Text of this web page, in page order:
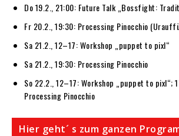
Do 19.2., 21:00: Future Talk „Bossfight:
Fr 20.2., 19:30: Processing Pinocchio
Sa 21.2., 12–17: Workshop „puppet to pixl“
Sa 21.2., 19:30: Processing Pinocchio
So 22.2., 12–17: Workshop „puppet to pixl“;
Processing Pinocchio
Hier geht´ s zum ganzen